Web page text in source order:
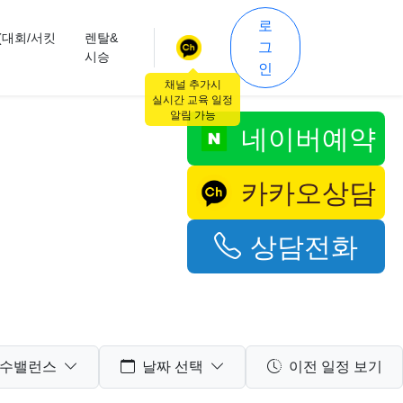
회/서킷
렌탈&
시승
로
그
인
네이버예약
카카오상담
상담전화
밸런스 날짜 선택 이전 일정 보기
채널 추가시
실시간 교육 일정
알림 가능